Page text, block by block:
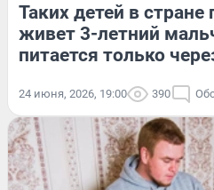
Таких детей в стране
живет 3-летний
питается только
24 июня, 2026, 19:00 390